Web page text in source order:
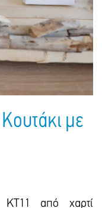
με
ΚΤ11 από χαρτί